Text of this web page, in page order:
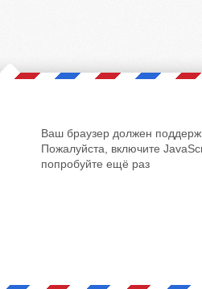
Ваш браузер должен
Пожалуйста, включите
попробуйте ещё раз